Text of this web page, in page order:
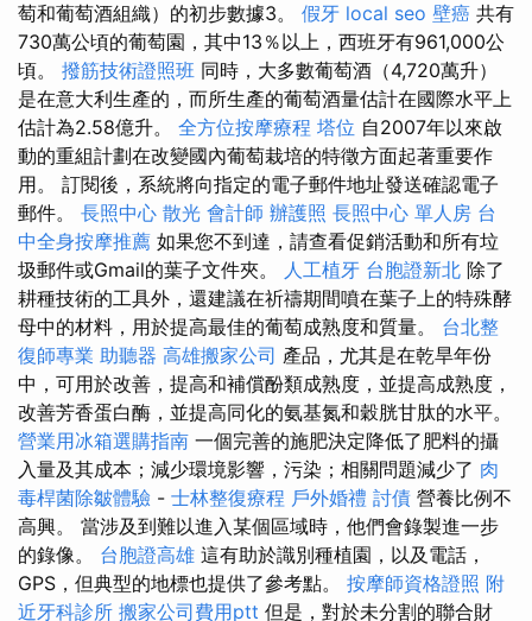
萄和葡萄酒組織）的初步數據3。 假牙 local seo 壁癌 共有
730萬公頃的葡萄園，其中13％以上，西班牙有961,000公
頃。 撥筋技術證照班 同時，大多數葡萄酒（4,720萬升）
是在意大利生產的，而所生產的葡萄酒量估計在國際水平上
估計為2.58億升。 全方位按摩療程 塔位 自2007年以來啟
動的重組計劃在改變國內葡萄栽培的特徵方面起著重要作
用。 訂閱後，系統將向指定的電子郵件地址發送確認電子
郵件。 長照中心 散光 會計師 辦護照 長照中心 單人房 台
中全身按摩推薦 如果您不到達，請查看促銷活動和所有垃
圾郵件或Gmail的葉子文件夾。 人工植牙 台胞證新北 除了
耕種技術的工具外，還建議在祈禱期間噴在葉子上的特殊酵
母中的材料，用於提高最佳的葡萄成熟度和質量。 台北整
復師專業 助聽器 高雄搬家公司 產品，尤其是在乾旱年份
中，可用於改善，提高和補償酚類成熟度，並提高成熟度，
改善芳香蛋白酶，並提高同化的氨基氮和穀胱甘肽的水平。
營業用冰箱選購指南 一個完善的施肥決定降低了肥料的攝
入量及其成本；減少環境影響，污染；相關問題減少了 肉
毒桿菌除皺體驗 - 士林整復療程 戶外婚禮 討債 營養比例不
高興。 當涉及到難以進入某個區域時，他們會錄製進一步
的錄像。 台胞證高雄 這有助於識別種植園，以及電話，
GPS，但典型的地標也提供了參考點。 按摩師資格證照 附
近牙科診所 搬家公司費用ptt 但是，對於未分割的聯合財